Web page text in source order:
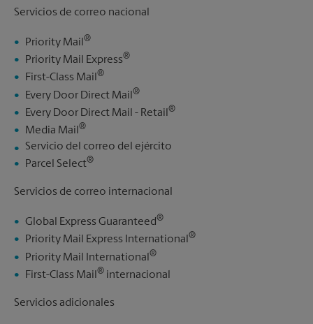
Servicios de correo nacional
Priority Mail ®
Priority Mail Express®
First-Class Mail®
Every Door Direct Mail ®
Every Door Direct Mail - Retail®
Media Mail®
Servicio del correo del ejército
Parcel Select®
Servicios de correo internacional
Global Express Guaranteed®
Priority Mail Express International®
Priority Mail International ®
First-Class Mail® internacional
Servicios adicionales